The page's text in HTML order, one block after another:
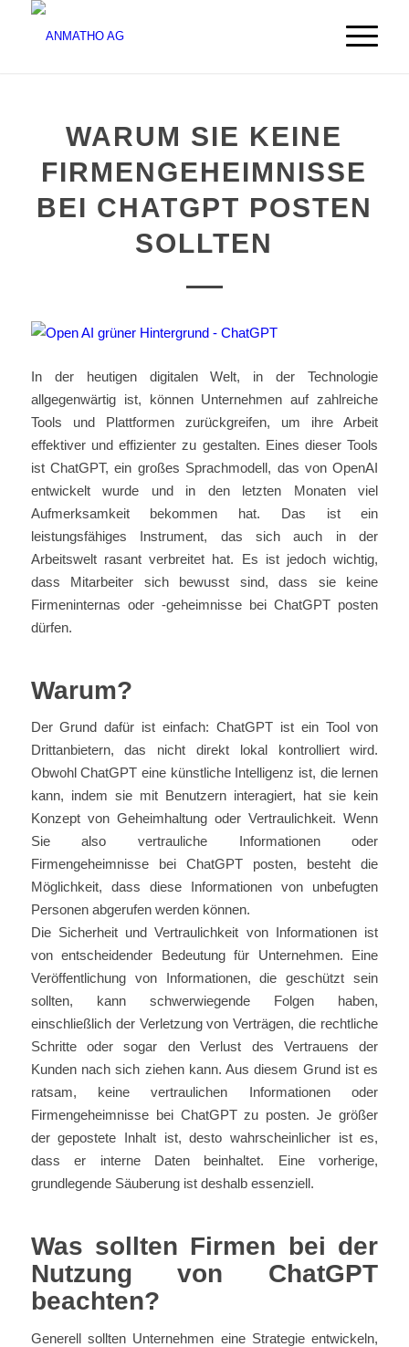
WARUM SIE KEINE
FIRMENGEHEIMNISSE
BEI CHATGPT POSTEN
SOLLTEN
In der heutigen digitalen Welt, in der Technologie
allgegenwärtig ist, können Unternehmen auf zahlreiche
Tools und Plattformen zurückgreifen, um ihre Arbeit
effektiver und effizienter zu gestalten. Eines dieser Tools
ist ChatGPT, ein großes Sprachmodell, das von OpenAI
entwickelt wurde und in den letzten Monaten viel
Aufmerksamkeit bekommen hat. Das ist ein
leistungsfähiges Instrument, das sich auch in der
Arbeitswelt rasant verbreitet hat. Es ist jedoch wichtig,
dass Mitarbeiter sich bewusst sind, dass sie keine
Firmeninternas oder -geheimnisse bei ChatGPT posten
dürfen.
Warum?
Der Grund dafür ist einfach: ChatGPT ist ein Tool von
Drittanbietern, das nicht direkt lokal kontrolliert wird.
Obwohl ChatGPT eine künstliche Intelligenz ist, die lernen
kann, indem sie mit Benutzern interagiert, hat sie kein
Konzept von Geheimhaltung oder Vertraulichkeit. Wenn
Sie also vertrauliche Informationen oder
Firmengeheimnisse bei ChatGPT posten, besteht die
Möglichkeit, dass diese Informationen von unbefugten
Personen abgerufen werden können.
Die Sicherheit und Vertraulichkeit von Informationen ist
von entscheidender Bedeutung für Unternehmen. Eine
Veröffentlichung von Informationen, die geschützt sein
sollten, kann schwerwiegende Folgen haben,
einschließlich der Verletzung von Verträgen, die rechtliche
Schritte oder sogar den Verlust des Vertrauens der
Kunden nach sich ziehen kann. Aus diesem Grund ist es
ratsam, keine vertraulichen Informationen oder
Firmengeheimnisse bei ChatGPT zu posten. Je größer
der gepostete Inhalt ist, desto wahrscheinlicher ist es,
dass er interne Daten beinhaltet. Eine vorherige,
grundlegende Säuberung ist deshalb essenziell.
Was sollten Firmen bei der
Nutzung von ChatGPT
beachten?
Generell sollten Unternehmen eine Strategie entwickeln,